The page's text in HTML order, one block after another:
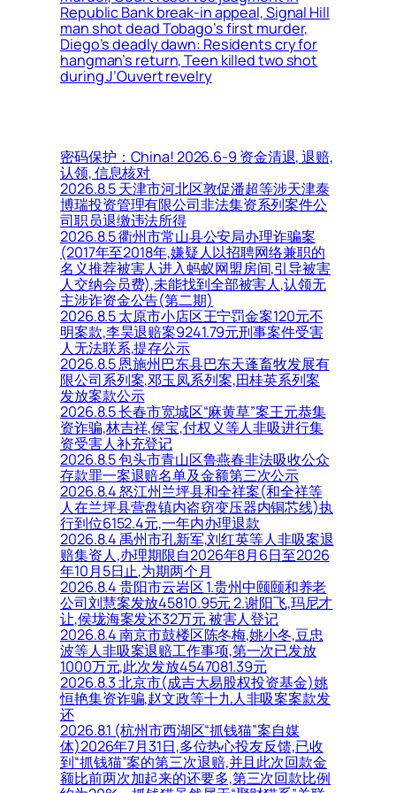
Republic Bank break-in appeal, Signal Hill
man shot dead Tobago’s first murder,
Diego’s deadly dawn: Residents cry for
hangman’s return, Teen killed two shot
during J’Ouvert revelry
密码保护：China! 2026.6-9 资金清退, 退赔,
认领, 信息核对
2026.8.5 天津市河北区敦促潘超等涉天津泰
博瑞投资管理有限公司非法集资系列案件公
司职员退缴违法所得
2026.8.5 衢州市常山县公安局办理诈骗案
(2017年至2018年,嫌疑人以招聘网络兼职的
名义推荐被害人进入蚂蚁网盟房间,引导被害
人交纳会员费),未能找到全部被害人,认领无
主涉诈资金公告(第二期)
2026.8.5 太原市小店区王宁罚金案120元不
明案款,李昊退赔案9241.79元刑事案件受害
人无法联系,提存公示
2026.8.5 恩施州巴东县巴东天蓬畜牧发展有
限公司系列案,邓玉凤系列案,田桂英系列案
发放案款公示
2026.8.5 长春市宽城区“麻黄草”案王元恭集
资诈骗,林吉祥,侯宝,付权义等人非吸进行集
资受害人补充登记
2026.8.5 包头市青山区鲁燕春非法吸收公众
存款罪一案退赔名单及金额第三次公示
2026.8.4 怒江州兰坪县和全祥案(和全祥等
人在兰坪县营盘镇内盗窃变压器内铜芯线)执
行到位6152.4元,一年内办理退款
2026.8.4 禹州市孔新军,刘红英等人非吸案退
赔集资人,办理期限自2026年8月6日至2026
年10月5日止,为期两个月
2026.8.4 贵阳市云岩区 1.贵州中颐颐和养老
公司刘慧案发放45810.95元 2.谢阳飞,玛尼才
让,侯垅海案发还32万元 被害人登记
2026.8.4 南京市鼓楼区陈冬梅,姚小冬,豆忠
波等人非吸案退赔工作事项,第一次已发放
1000万元,此次发放4547081.39元
2026.8.3 北京市(成吉大易股权投资基金)姚
恒艳集资诈骗,赵文政等十九人非吸案案款发
还
2026.8.1 (杭州市西湖区“抓钱猫”案自媒
体)2026年7月31日,多位热心投友反馈,已收
到“抓钱猫”案的第三次退赔,并且此次回款金
额比前两次加起来的还要多,第三次回款比例